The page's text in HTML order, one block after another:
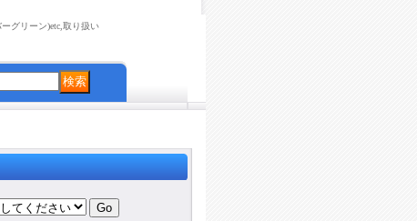
グリーン)etc,取り扱い